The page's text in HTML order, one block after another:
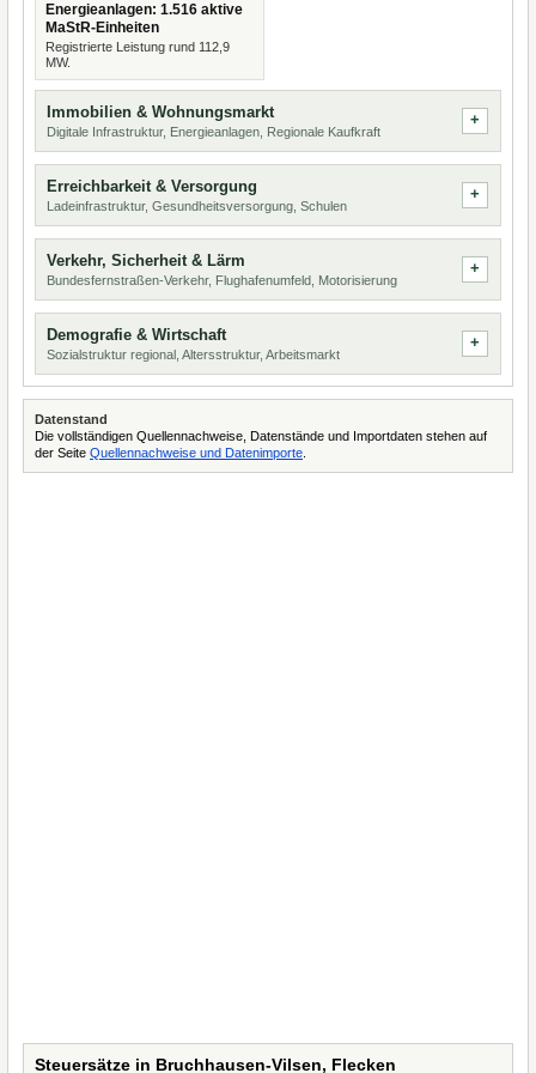
Energieanlagen: 1.516 aktive
MaStR-Einheiten
Registrierte Leistung rund 112,9
MW.
Immobilien & Wohnungsmarkt
Digitale Infrastruktur, Energieanlagen, Regionale Kaufkraft
Erreichbarkeit & Versorgung
Ladeinfrastruktur, Gesundheitsversorgung, Schulen
Verkehr, Sicherheit & Lärm
Bundesfernstraßen-Verkehr, Flughafenumfeld, Motorisierung
Demografie & Wirtschaft
Sozialstruktur regional, Altersstruktur, Arbeitsmarkt
Datenstand
Die vollständigen Quellennachweise, Datenstände und Importdaten stehen auf
der Seite Quellennachweise und Datenimporte
Steuersätze in Bruchhausen-Vilsen, Flecken